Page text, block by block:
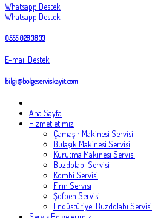
Whatsapp Destek
Whatsapp Destek
0555 028 36 33
E-mail Destek
bilgi@bolgeserviskayit.com
Ana Sayfa
Hizmetletimiz
Çamaşır Makinesi Servisi
Bulaşık Makinesi Servisi
Kurutma Makinesi Servisi
Buzdolabı Servisi
Kombi Servisi
Fırın Servisi
Şofben Servisi
Endüstüriyel Buzdolabı Servisi